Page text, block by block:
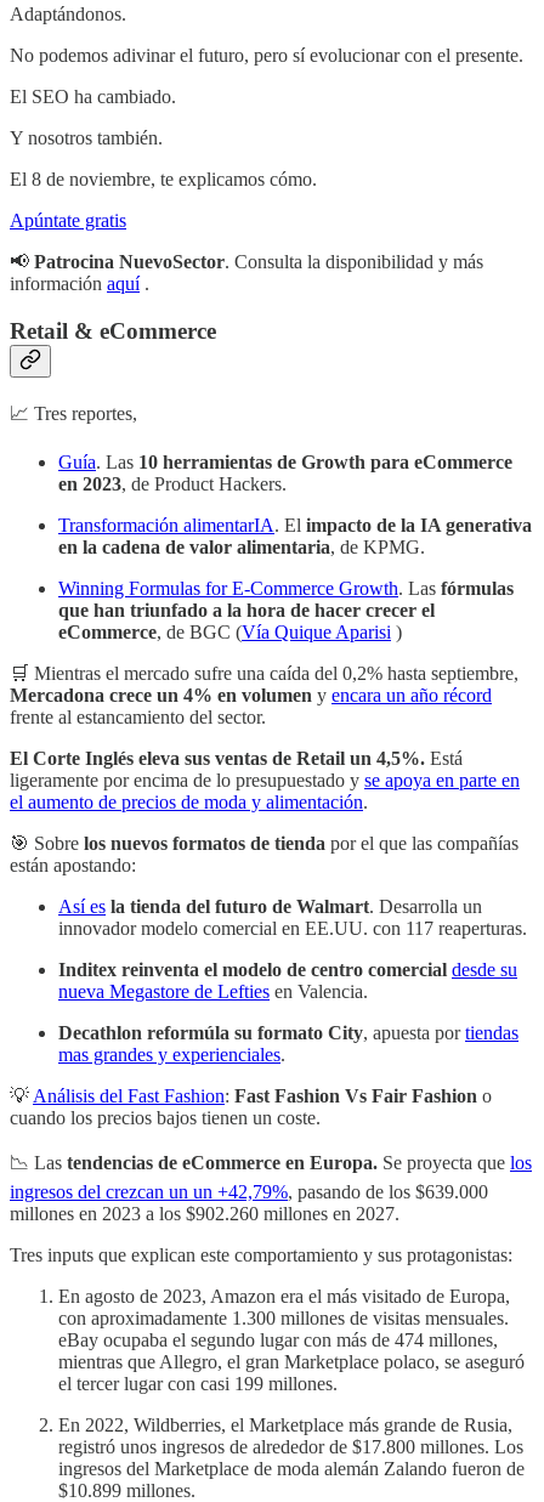
Adaptándonos.
No podemos adivinar el futuro, pero sí evolucionar con el presente.
El SEO ha cambiado.
Y nosotros también.
El 8 de noviembre, te explicamos cómo.
Apúntate gratis
📢 Patrocina NuevoSector. Consulta la disponibilidad y más
información aquí.
Retail & eCommerce
📈 Tres reportes,
Guía. Las 10 herramientas de Growth para eCommerce
en 2023, de Product Hackers.
Transformación alimentarIA. El impacto de la IA generativa
en la cadena de valor alimentaria, de KPMG.
Winning Formulas for E-Commerce Growth. Las fórmulas
que han triunfado a la hora de hacer crecer el
eCommerce, de BGC (Vía Quique Aparisi )
🛒 Mientras el mercado sufre una caída del 0,2% hasta septiembre,
Mercadona crece un 4% en volumen y encara un año récord
frente al estancamiento del sector.
El Corte Inglés eleva sus ventas de Retail un 4,5%. Está
ligeramente por encima de lo presupuestado y se apoya en parte en
el aumento de precios de moda y alimentación.
🎯 Sobre los nuevos formatos de tienda por el que las compañías
están apostando:
Así es la tienda del futuro de Walmart. Desarrolla un
innovador modelo comercial en EE.UU. con 117 reaperturas.
Inditex reinventa el modelo de centro comercial desde su
nueva Megastore de Lefties en Valencia.
Decathlon reformúla su formato City, apuesta portiendas
mas grandes y experienciales.
💡 Análisis del Fast Fashion: Fast Fashion Vs Fair Fashion o
cuando los precios bajos tienen un coste.
📉 Las tendencias de eCommerce en Europa. Se proyecta que los
ingresos del crezcan un un +42,79%, pasando de los $639.000
millones en 2023 a los $902.260 millones en 2027.
Tres inputs que explican este comportamiento y sus protagonistas:
En agosto de 2023, Amazon era el más visitado de Europa,
con aproximadamente 1.300 millones de visitas mensuales.
eBay ocupaba el segundo lugar con más de 474 millones,
mientras que Allegro, el gran Marketplace polaco, se aseguró
el tercer lugar con casi 199 millones.
En 2022, Wildberries, el Marketplace más grande de Rusia,
registró unos ingresos de alrededor de $17.800 millones. Los
ingresos del Marketplace de moda alemán Zalando fueron de
$10.899 millones.